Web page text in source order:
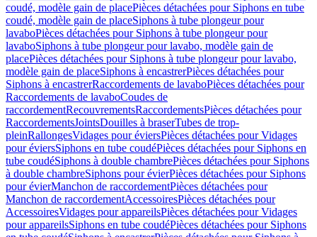
coudé, modèle gain de placePièces détachées pour Siphons en tube
coudé, modèle gain de placeSiphons à tube plongeur pour
lavaboPièces détachées pour Siphons à tube plongeur pour
lavaboSiphons à tube plongeur pour lavabo, modèle gain de
placePièces détachées pour Siphons à tube plongeur pour lavabo,
modèle gain de placeSiphons à encastrerPièces détachées pour
Siphons à encastrerRaccordements de lavaboPièces détachées pour
Raccordements de lavaboCoudes de
raccordementRecouvrementsRaccordementsPièces détachées pour
RaccordementsJointsDouilles à braserTubes de trop-
pleinRallongesVidages pour éviersPièces détachées pour Vidages
pour éviersSiphons en tube coudéPièces détachées pour Siphons en
tube coudéSiphons à double chambrePièces détachées pour Siphons
à double chambreSiphons pour évierPièces détachées pour Siphons
pour évierManchon de raccordementPièces détachées pour
Manchon de raccordementAccessoiresPièces détachées pour
AccessoiresVidages pour appareilsPièces détachées pour Vidages
pour appareilsSiphons en tube coudéPièces détachées pour Siphons